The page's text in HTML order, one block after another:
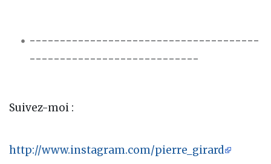
--------------------------------------
----------------------------
Suivez-moi :
http://www.instagram.com/pierre_girard